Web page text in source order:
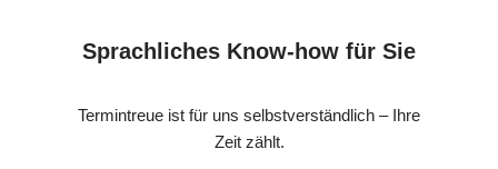
Sprachliches Know-how für Sie
Termintreue ist für uns selbstverständlich – Ihre
Zeit zählt.